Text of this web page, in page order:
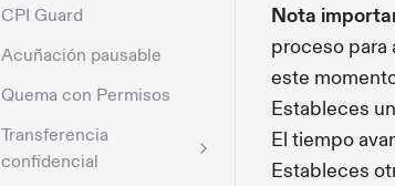
CPI Guard
Acuñación pausable
Quema con Permisos
Transferencia
confidencial
Nota
proceso para
este
Estableces
El tiempo
Estableces